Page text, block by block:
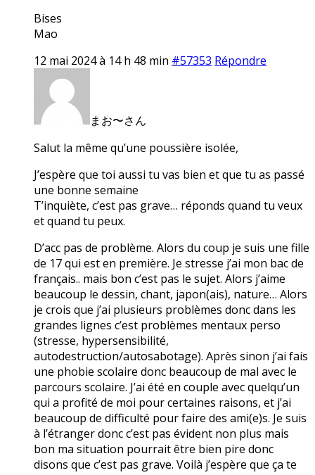
Bises
Mao
12 mai 2024 à 14 h 48 min #57353 Répondre
まお〜さん
Salut la même qu’une poussière isolée,
J’espère que toi aussi tu vas bien et que tu as passé
une bonne semaine
T’inquiète, c’est pas grave… réponds quand tu veux
et quand tu peux.
D’acc pas de problème. Alors du coup je suis une fille
de 17 qui est en première. Je stresse j’ai mon bac de
français.. mais bon c’est pas le sujet. Alors j’aime
beaucoup le dessin, chant, japon(ais), nature… Alors
je crois que j’ai plusieurs problèmes donc dans les
grandes lignes c’est problèmes mentaux perso
(stresse, hypersensibilité,
autodestruction/autosabotage). Après sinon j’ai fais
une phobie scolaire donc beaucoup de mal avec le
parcours scolaire. J’ai été en couple avec quelqu’un
qui a profité de moi pour certaines raisons, et j’ai
beaucoup de difficulté pour faire des ami(e)s. Je suis
à l’étranger donc c’est pas évident non plus mais
bon ma situation pourrait être bien pire donc
disons que c’est pas grave. Voilà j’espère que ça te